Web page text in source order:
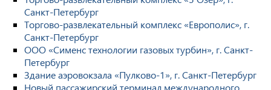
Санкт-Петербург
Торгово-развлекательный комплекс «Европолис», г.
Санкт-Петербург
ООО «Сименс технологии газовых турбин», г. Санкт-
Петербург
Здание аэровокзала «Пулково-1», г. Санкт-Петербург
Новый пассажирский терминал международного